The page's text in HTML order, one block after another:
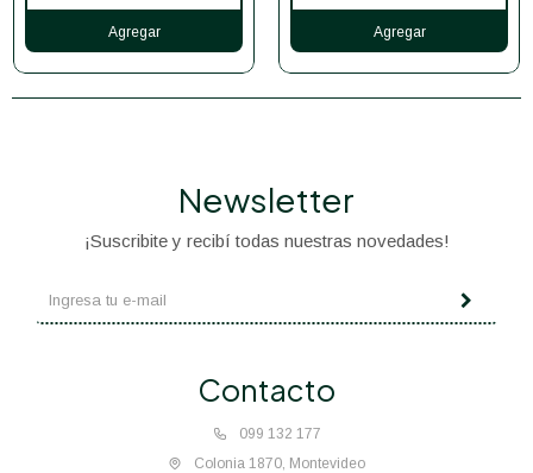
Contacto
099 132 177
Colonia 1870, Montevideo
Newsletter
¡Suscribite y recibí todas nuestras novedades!